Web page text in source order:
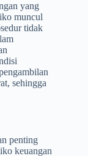
yang
muncul
tidak
sehingga
penting
keuangan